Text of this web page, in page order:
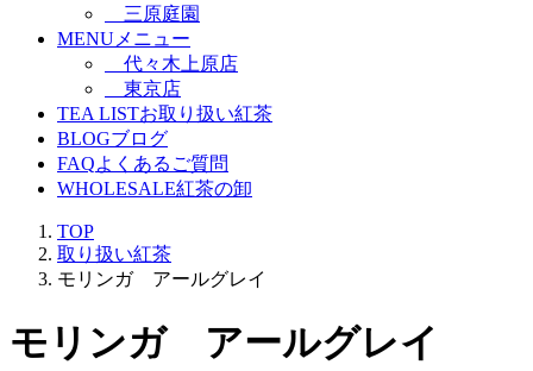
三原庭園
MENU メニュー
代々木上原店
東京店
TEA LISTお取り扱い紅茶
BLOGブログ
FAQよくあるご質問
WHOLESALE紅茶の卸
TOP
取り扱い紅茶
モリンガ アールグレイ
モリンガ アールグレイ